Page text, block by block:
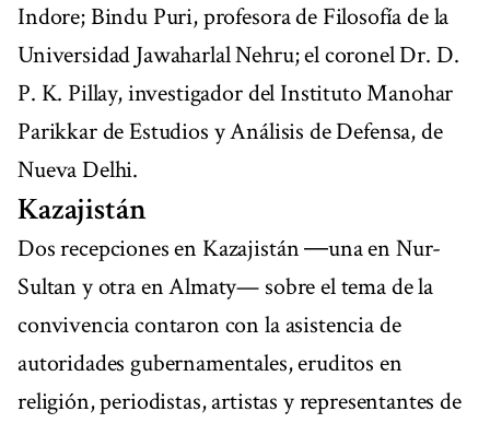
Indore; Bindu Puri, profesora de Filosofía de la
Universidad Jawaharlal Nehru; el coronel Dr. D.
P. K. Pillay, investigador del Instituto Manohar
Parikkar de Estudios y Análisis de Defensa, de
Nueva Delhi.
Kazajistán
Dos recepciones en Kazajistán ―una en Nur-
Sultan y otra en Almaty— sobre el tema de la
convivencia contaron con la asistencia de
autoridades gubernamentales, eruditos en
religión, periodistas, artistas y representantes de